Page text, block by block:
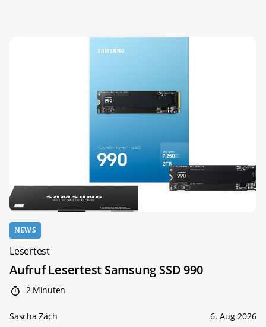
NEWS
Lesertest
Aufruf Lesertest Samsung SSD 990
2 Minuten
Sascha Zäch 6. Aug 2026